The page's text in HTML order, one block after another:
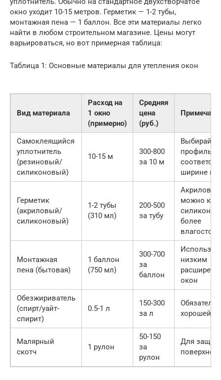
окно уходит 10-15 метров. Герметик — 1-2 тубы,
монтажная пена — 1 баллон. Все эти материалы легко
найти в любом строительном магазине. Цены могут
варьироваться, но вот примерная таблица:
Таблица 1: Основные материалы для утепления окон
Вид материала
Расход на
1 окно
(примерно)
Средняя
цена
(руб.)
Самоклеящийся
уплотнитель
(резиновый/
силиконовый)
10-15 м
300-800
за 10 м
Выбирайте
профиль,
ширине
Герметик
(акриловый/
силиконовый)
1-2 тубы
(310 мл)
200-500
за тубу
Акриловый
можно
более
Монтажная
пена (бытовая)
1 баллон
(750 мл)
300-700
за
баллон
низким
окон
Обезжириватель
(спирт/уайт-
спирит)
0.5-1 л
150-300
за л
хорошей
Малярный
скотч
1 рулон
50-150
за
рулон
Для